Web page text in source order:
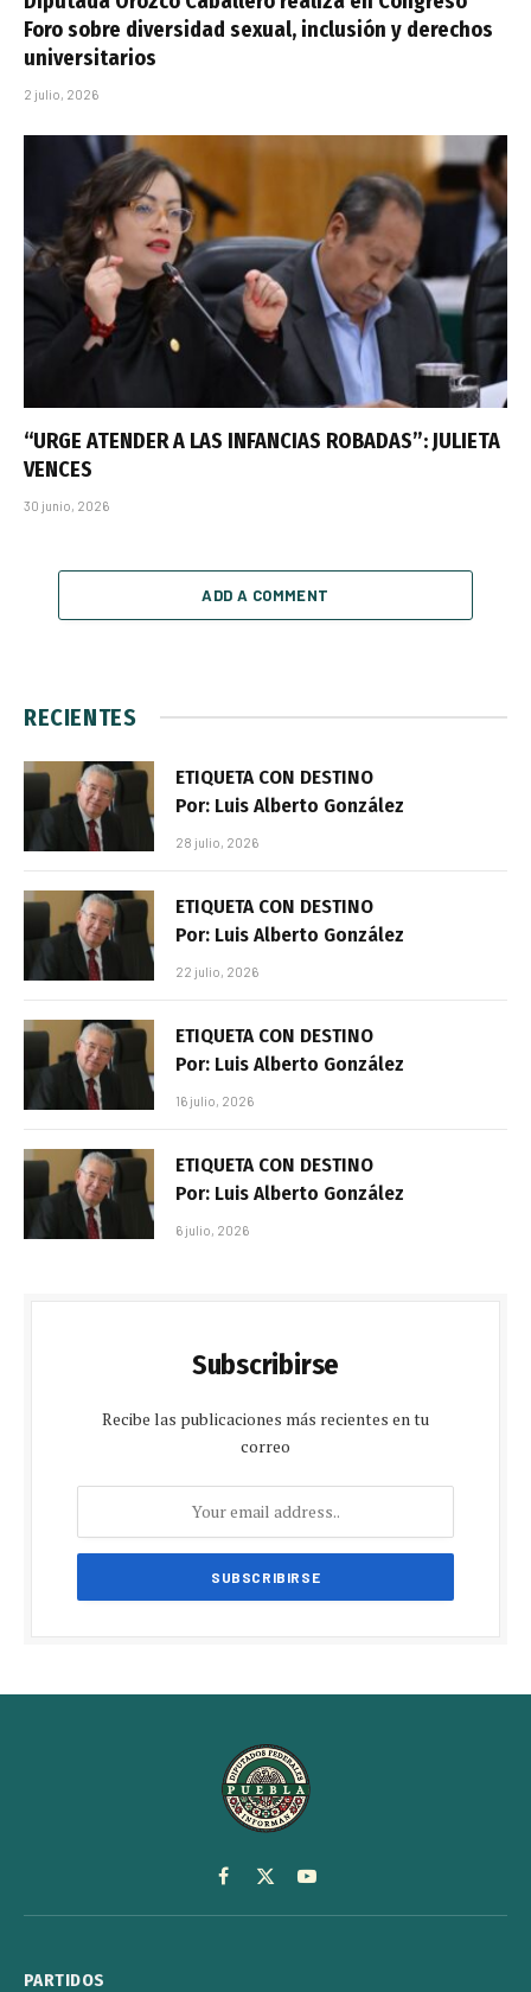
Foro sobre diversidad sexual, inclusión y derechos
universitarios
2 julio, 2026
“URGE ATENDER A LAS INFANCIAS ROBADAS”: JULIETA
VENCES
30 junio, 2026
ADD A COMMENT
RECIENTES
ETIQUETA CON DESTINO
Por: Luis Alberto González
28 julio, 2026
ETIQUETA CON DESTINO
Por: Luis Alberto González
22 julio, 2026
ETIQUETA CON DESTINO
Por: Luis Alberto González
16 julio, 2026
ETIQUETA CON DESTINO
Por: Luis Alberto González
6 julio, 2026
Subscribirse
Recibe las publicaciones más recientes en tu
correo
Facebook
X
(Twitter)
YouTube
PARTIDOS